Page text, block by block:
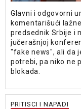
Glavni i odgovorni
komentarišući
predsednik Srbije i
jučerašnjoj
"fake news", ali da
potrebi, pa niko ne
blokada.
PRITISCI I NAPADI